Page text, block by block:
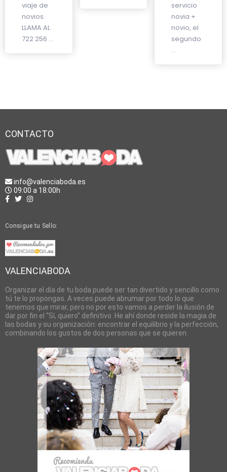
viaje de
novios.
LLAMA AL
722 256 ...
servicio
novia +
novio, el
segundo
...
CONTACTO
info@valenciaboda.es
09:00 a 18:00h
Consigue tu Sello:
VALENCIABODA
Organizar el día de tu boda puede ser tan divertido y sencillo como
tú te lo propongas. A veces puede abrumar por todo lo que
tenemos que mirar, pero no por esto vamos a perder la ilusión de
dar por fin el “Sí, quiero” definitivo. He ahí donde reside la magia de
las bodas y su organización: encontrar el equilibrio y la perfección,
combinando los gustos de dos personas que se quieren.